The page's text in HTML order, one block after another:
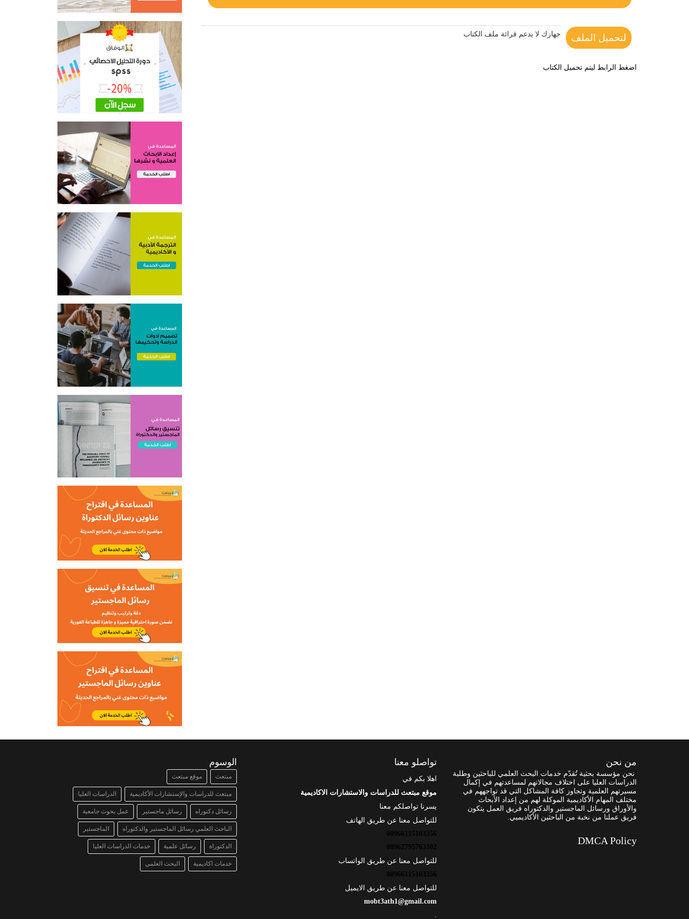
لتحميل الملف جهازك لا يدعم قرائة ملف الكتاب
اضغط الرابط ليتم تحميل الكتاب
من نحن
نحن مؤسسة بحثية تُقدّم خدمات البحث العلمي للباحثين وطلبة
الدراسات العليا على اختلاف مجالاتهم لمساعدتهم في إكمال
مسيرتهم العلمية وتجاوز كافة المشاكل التي قد تواجههم في
مختلف المهام الأكاديمية الموكلة لهم من إعداد الأبحاث
والأوراق ورسائل الماجستير والدكتوراه فريق العمل يتكون
فريق عملنا من نخبة من الباحثين الأكاديميي.
DMCA Policy
تواصلو معنا
اهلا بكم في
موقع مبتعث للدراسات والاستشارات الاكاديمية
يسرنا تواصلكم معنا
للتواصل معنا عن طريق الهاتف
00966115103356
00962795763302
للتواصل معنا عن طريق الواتساب
00966115103356
للتواصل معنا عن طريق الايميل
mobt3ath1@gmail.com
الوسوم
مبتعث موقع مبتعث
مبتعث للدراسات والإستشارات الأكاديمية الدراسات العليا
رسائل دكتوراه رسائل ماجستير عمل بحوث جامعية
الباحث العلمي رسائل الماجستير والدكتوراه الماجستير
الدكتوراة رسائل علمية خدمات الدراسات العليا
خدمات اكاديمية البحث العلمي